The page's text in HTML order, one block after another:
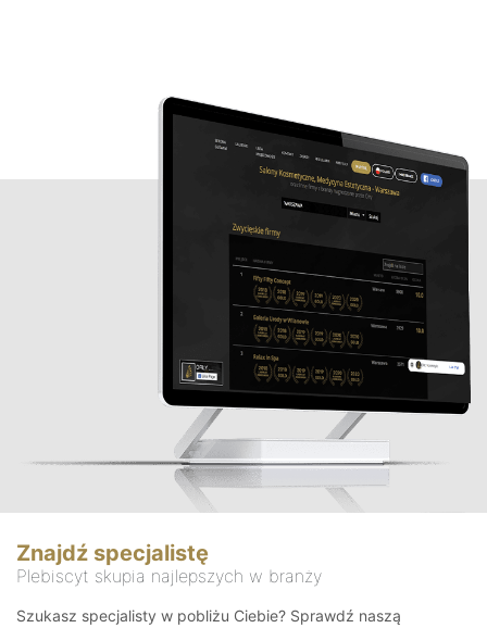
Znajdź specjalistę
Plebiscyt skupia najlepszych w branży
Szukasz specjalisty w pobliżu Ciebie? Sprawdź naszą